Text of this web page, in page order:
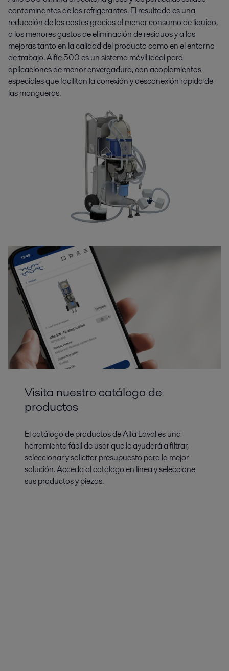
contaminantes de los refrigerantes. El resultado es una
reducción de los costes gracias al menor consumo de líquido,
a los menores gastos de eliminación de residuos y a las
mejoras tanto en la calidad del producto como en el entorno
de trabajo. Alfie 500 es un sistema móvil ideal para
aplicaciones de menor envergadura, con acoplamientos
especiales que facilitan la conexión y desconexión rápida de
las mangueras.
Visita nuestro catálogo de
productos
El catálogo de productos de Alfa Laval es una
herramienta fácil de usar que le ayudará a filtrar,
seleccionar y solicitar presupuesto para la mejor
solución. Acceda al catálogo en línea y seleccione
sus productos y piezas.